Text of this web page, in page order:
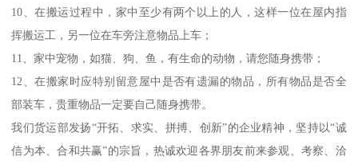
10、在搬运过程中，家中至少有两个以上的人，这样一位在屋内指
挥搬运工，另一位在车旁注意物品上车；
11、家中宠物，如猫、狗、鱼，有生命的动物，请您随身携带；
12、在搬家时应特别留意屋中是否有遗漏的物品，所有物品是否全
部装车，贵重物品一定要自己随身携带。
我们货运部发扬“开拓、求实、拼搏、创新”的企业精神，坚持以“诚
信为本、合和共赢”的宗旨，热诚欢迎各界朋友前来参观、考察、洽